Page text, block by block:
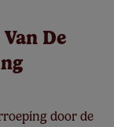
De
door de